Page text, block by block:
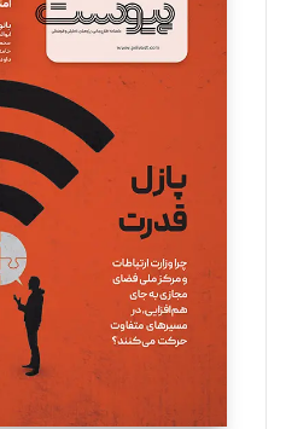
مینا پاکدل
یسنا امان‌پور
تحریریه
ملینا جعفری
تحریریه
مصطفی مسجدی آرانی